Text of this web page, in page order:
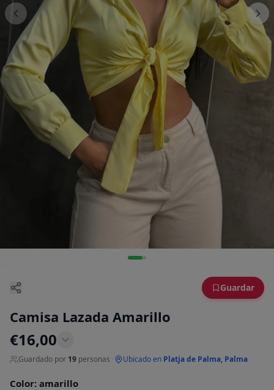
Guardar
Camisa Lazada Amarillo
€16,00
Guardado por 19 personas Ubicado en Platja de Palma, Palma
Color: amarillo